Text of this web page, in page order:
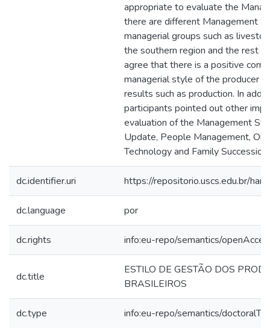
appropriate to evaluate the
there are different Management
managerial groups such as
the southern region and the rest
agree that there is a positive
managerial style of the producer
results such as production. In
participants pointed out other
evaluation of the Management
Update, People Management,
Technology and Family Succession.
dc.identifier.uri https://repositorio.uscs.edu.br/
dc.language por
dc.rights info:eu-repo/semantics/
dc.title
ESTILO DE GESTÃO DOS
BRASILEIROS
dc.type info:eu-repo/semantics/